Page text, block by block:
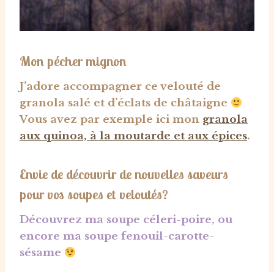
Mon pécher mignon
J’adore accompagner ce velouté de
granola salé et d’éclats de châtaigne
Vous avez par exemple ici mon granola
aux quinoa, à la moutarde et aux épices.
Envie de découvrir de nouvelles saveurs
pour vos soupes et veloutés?
Découvrez ma soupe céleri-poire, ou
encore ma soupe fenouil-carotte-
sésame